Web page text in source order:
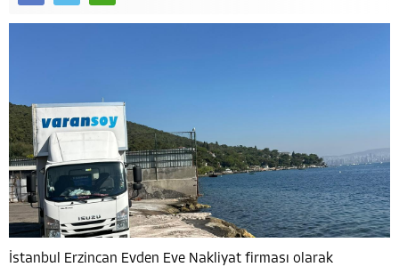
İstanbul Erzincan Evden Eve Nakliyat firması olarak